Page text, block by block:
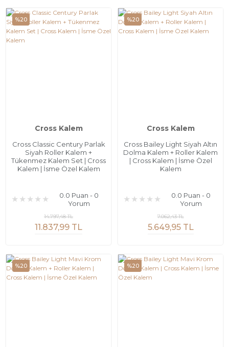
%20
Cross Kalem
Cross Classic Century Parlak
Siyah Roller Kalem +
Tükenmez Kalem Set | Cross
Kalem | İsme Özel Kalem
0.0 Puan - 0
Yorum
11.837,99 TL
14.797,48 TL
%20
Cross Kalem
Cross Bailey Light Siyah Altın
Dolma Kalem + Roller Kalem
| Cross Kalem | İsme Özel
Kalem
0.0 Puan - 0
Yorum
5.649,95 TL
7.062,43 TL
%20 %20